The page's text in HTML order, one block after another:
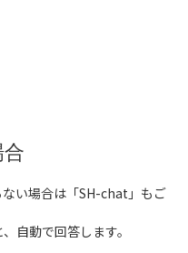
い場合は「SH-chat 」もご
自動で回答します。